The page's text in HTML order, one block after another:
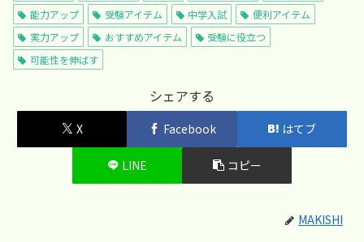
能力アップ
受験アイテム 中学入試
便利アイテム
実力アップ
おすすめアイテム
受験に役立つ
可能性を伸ばす
シェアする
X Facebook はてブ
LINE コピー
MAKISHI